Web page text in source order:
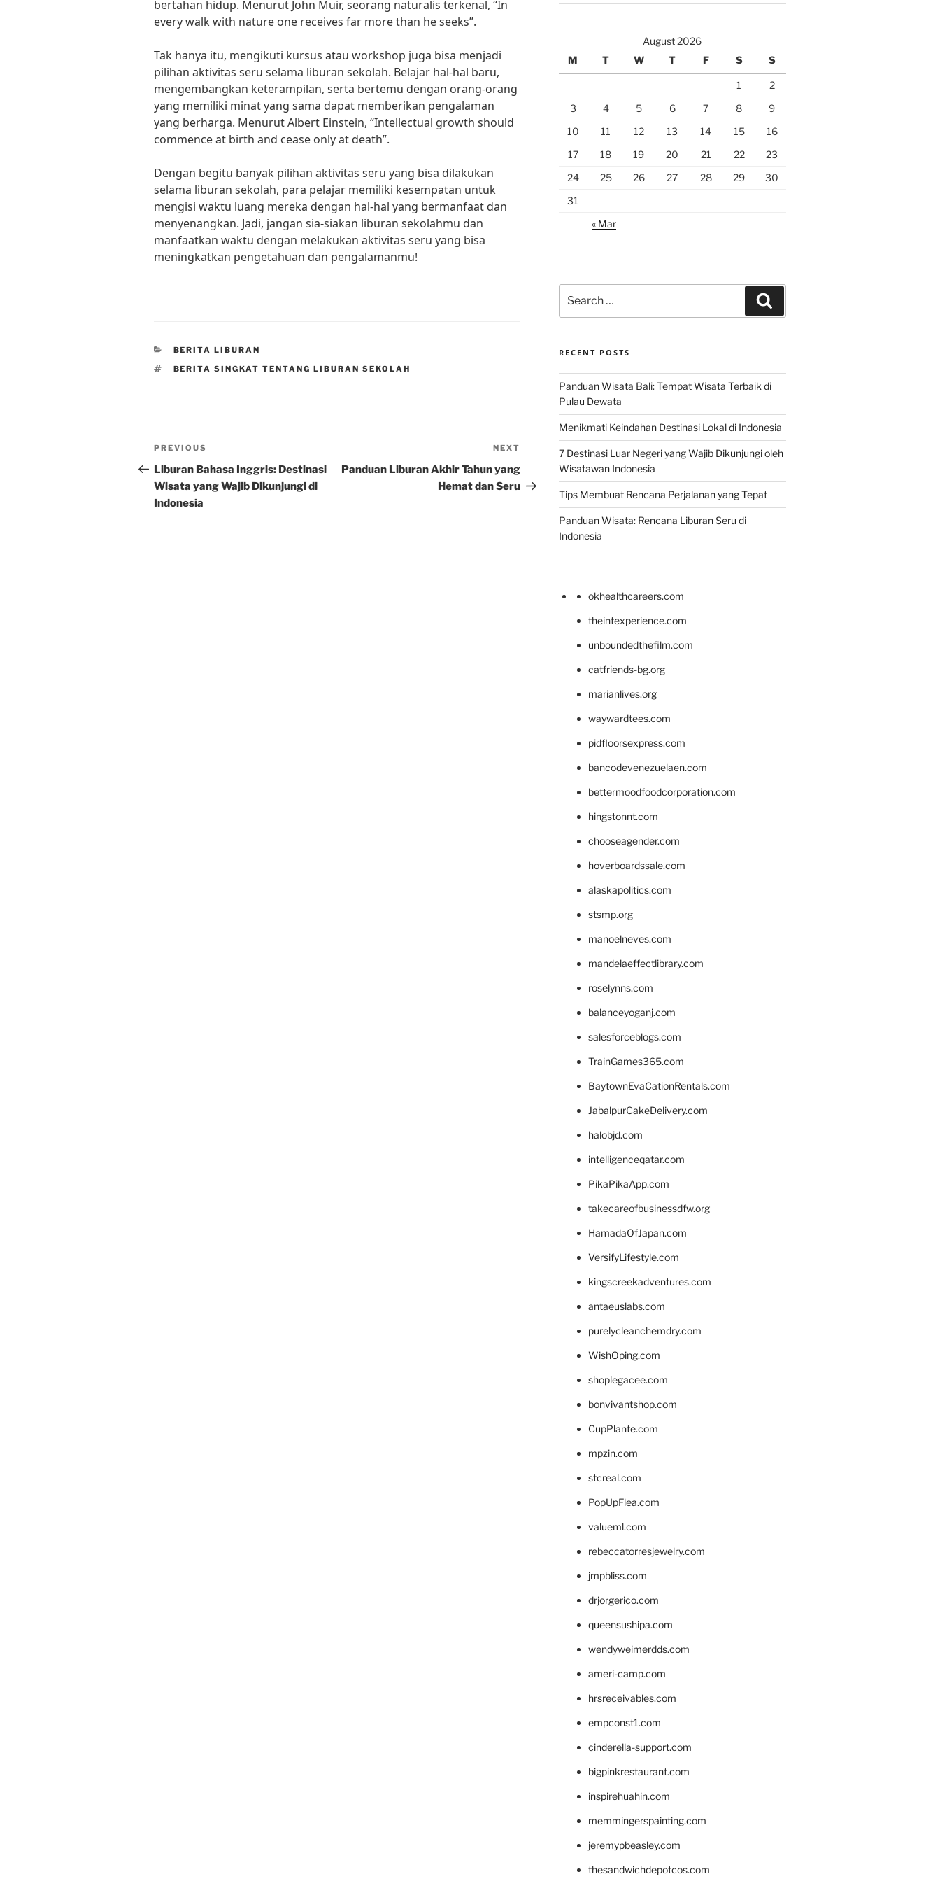
bertahan hidup. Menurut John Muir, seorang naturalis terkenal, “In
every walk with nature one receives far more than he seeks”.
Tak hanya itu, mengikuti kursus atau workshop juga bisa menjadi
pilihan aktivitas seru selama liburan sekolah. Belajar hal-hal baru,
mengembangkan keterampilan, serta bertemu dengan orang-orang
yang memiliki minat yang sama dapat memberikan pengalaman
yang berharga. Menurut Albert Einstein, “Intellectual growth should
commence at birth and cease only at death”.
Dengan begitu banyak pilihan aktivitas seru yang bisa dilakukan
selama liburan sekolah, para pelajar memiliki kesempatan untuk
mengisi waktu luang mereka dengan hal-hal yang bermanfaat dan
menyenangkan. Jadi, jangan sia-siakan liburan sekolahmu dan
manfaatkan waktu dengan melakukan aktivitas seru yang bisa
meningkatkan pengetahuan dan pengalamanmu!
CATEGORIES
BERITA LIBURAN
TAGS
BERITA SINGKAT TENTANG LIBURAN SEKOLAH
Post
navigation
Previous
Post
PREVIOUS
Liburan Bahasa Inggris: Destinasi
Wisata yang Wajib Dikunjungi di
Indonesia
Post
NEXT
Panduan Liburan Akhir Tahun yang
Hemat dan Seru
August 2026
M
T W T F S S
1
2
3
4 5 6 7 8
9
10
11 12 13 14 15
16
17
18 19 20 21 22
23
24
25 26 27 28 29
30
31
« Mar
for:
RECENT POSTS
Panduan Wisata Bali: Tempat Wisata Terbaik di
Pulau Dewata
Menikmati Keindahan Destinasi Lokal di Indonesia
7 Destinasi Luar Negeri yang Wajib Dikunjungi oleh
Wisatawan Indonesia
Tips Membuat Rencana Perjalanan yang Tepat
Panduan Wisata: Rencana Liburan Seru di
Indonesia
okhealthcareers.com
theintexperience.com
unboundedthefilm.com
catfriends-bg.org
marianlives.org
waywardtees.com
pidfloorsexpress.com
bancodevenezuelaen.com
bettermoodfoodcorporation.com
hingstonnt.com
chooseagender.com
hoverboardssale.com
alaskapolitics.com
stsmp.org
manoelneves.com
mandelaeffectlibrary.com
roselynns.com
balanceyoganj.com
salesforceblogs.com
TrainGames365.com
BaytownEvaCationRentals.com
JabalpurCakeDelivery.com
halobjd.com
intelligenceqatar.com
PikaPikaApp.com
takecareofbusinessdfw.org
HamadaOfJapan.com
VersifyLifestyle.com
kingscreekadventures.com
antaeuslabs.com
purelycleanchemdry.com
WishOping.com
shoplegacee.com
bonvivantshop.com
CupPlante.com
mpzin.com
stcreal.com
PopUpFlea.com
valueml.com
rebeccatorresjewelry.com
jmpbliss.com
drjorgerico.com
queensushipa.com
wendyweimerdds.com
ameri-camp.com
hrsreceivables.com
empconst1.com
cinderella-support.com
bigpinkrestaurant.com
inspirehuahin.com
memmingerspainting.com
jeremypbeasley.com
thesandwichdepotcos.com